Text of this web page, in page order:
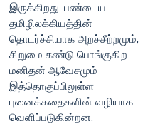
இருக்கிறது. பண்டைய
தமிழிலக்கியத்தின்
தொடர்ச்சியாக அறச்சீற்றமும்,
சிறுமை கண்டு பொங்குகிற
மனிதன் ஆவேசமும்
இத்தொகுப்பிலுள்ள
புனைக்கதைகளின் வழியாக
வெளிப்படுகின்றன.